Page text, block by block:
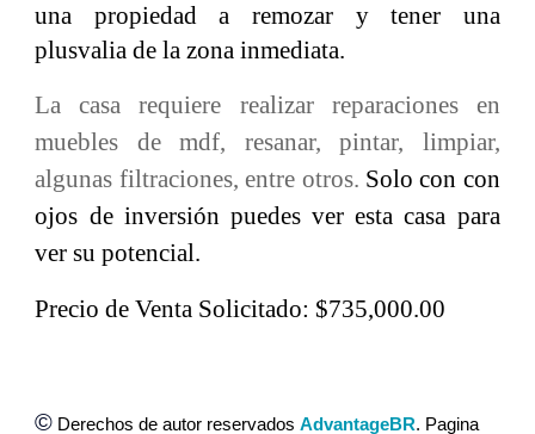
una propiedad a remozar y tener una
plusvalia de la zona inmediata.
La casa requiere realizar reparaciones en
muebles de mdf, resanar, pintar, limpiar,
algunas filtraciones, entre otros. Solo con con
ojos de inversión puedes ver esta casa para
ver su potencial.
Precio de Venta Solicitado: $735,000.00
© Derechos de autor reservadosAdvantageBR. Pagina